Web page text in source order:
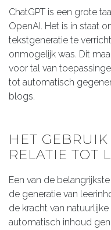
ChatGPT is een grote
OpenAI. Het is in staat
tekstgeneratie te
onmogelijk was. Dit
voor tal van
tot automatisch
blogs.
HET
RELATIE TOT
Een van de
de generatie van
de kracht van
automatisch inhoud